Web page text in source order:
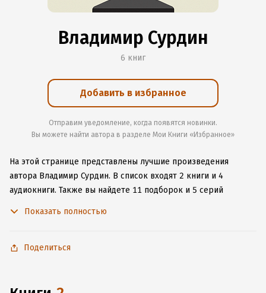
Владимир Сурдин
6 книг
Добавить в избранное
Отправим уведомление, когда появятся новинки.
Вы можете найти автора в разделе Мои Книги «Избранное»
На этой странице представлены лучшие произведения
автора Владимир Сурдин. В список входят 2 книги и 4
аудиокниги. Также вы найдете 11 подборок и 5 серий
приложение для iOS или Android, чтобы не расставаться
Показать полностью
Поделиться